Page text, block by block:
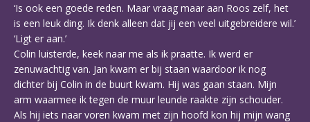
‘Is ook een goede reden. Maar vraag maar aan Roos zelf, het
is een leuk ding. Ik denk alleen dat jij een veel uitgebreidere wil.’
‘Ligt er aan.’
Colin luisterde, keek naar me als ik praatte. Ik werd er
zenuwachtig van. Jan kwam er bij staan waardoor ik nog
dichter bij Colin in de buurt kwam. Hij was gaan staan. Mijn
arm waarmee ik tegen de muur leunde raakte zijn schouder.
Als hij iets naar voren kwam met zijn hoofd kon hij mijn wang